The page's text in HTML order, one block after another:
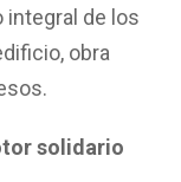
integral de los
obra
solidario